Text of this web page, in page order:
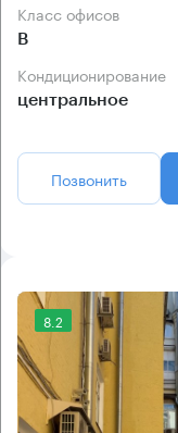
Класс офисов
B
Кондиционирование
центральное
Позвонить
8.2